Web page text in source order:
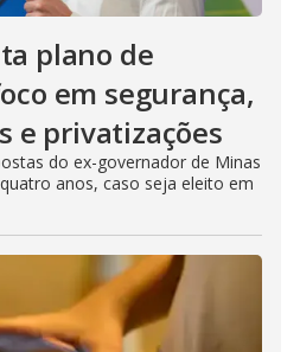
plano de
em segurança,
e privatizações
do ex-governador de Minas
anos, caso seja eleito em